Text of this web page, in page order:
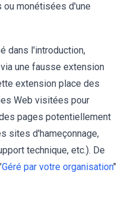
ou monétisées d'une
dans l'introduction,
une fausse extension
extension place des
Web visitées pour
pages potentiellement
sites d'hameçonnage,
technique, etc.). De
Géré par votre organisation"